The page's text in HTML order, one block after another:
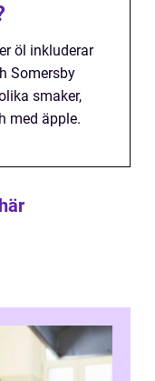
öl inkluderar
Somersby
smaker,
med äpple.